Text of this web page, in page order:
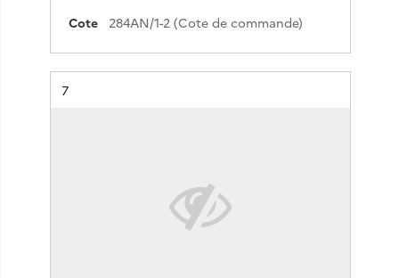
Cote
284AN/1-2 (Cote de commande)
Résultat n°
7